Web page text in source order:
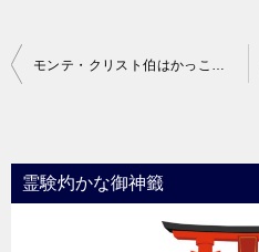
投
ビ
ゲ
モンテ・クリスト伯はかっこいいぞ 16
霊験灼かな御神籤